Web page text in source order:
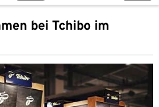
bei Tchibo im